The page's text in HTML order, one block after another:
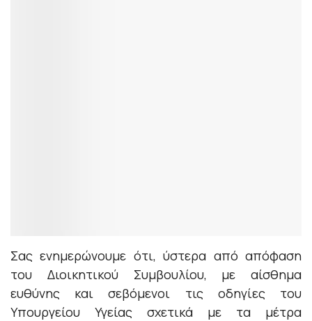
Σας ενημερώνουμε ότι, ύστερα από απόφαση
του Διοικητικού Συμβουλίου, με αίσθημα
ευθύνης και σεβόμενοι τις οδηγίες του
Υπουργείου Υγείας σχετικά με τα μέτρα